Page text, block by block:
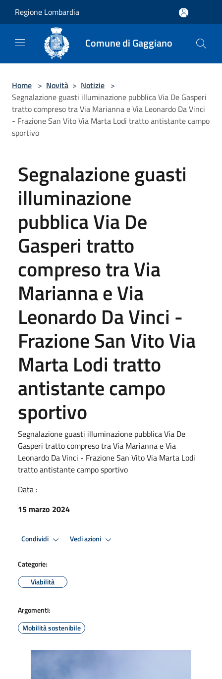
Regione Lombardia
Comune di Gaggiano
Home > Novità > Notizie >
Segnalazione guasti illuminazione pubblica Via De Gasperi
tratto compreso tra Via Marianna e Via Leonardo Da Vinci
- Frazione San Vito Via Marta Lodi tratto antistante campo
sportivo
Segnalazione guasti
illuminazione
pubblica Via De
Gasperi tratto
compreso tra Via
Marianna e Via
Leonardo Da Vinci -
Frazione San Vito Via
Marta Lodi tratto
antistante campo
sportivo
Segnalazione guasti illuminazione pubblica Via De
Gasperi tratto compreso tra Via Marianna e Via
Leonardo Da Vinci - Frazione San Vito Via Marta Lodi
tratto antistante campo sportivo
Data :
15 marzo 2024
Condividi Vedi azioni
Categorie:
Viabilità
Argomenti:
Mobilità sostenibile